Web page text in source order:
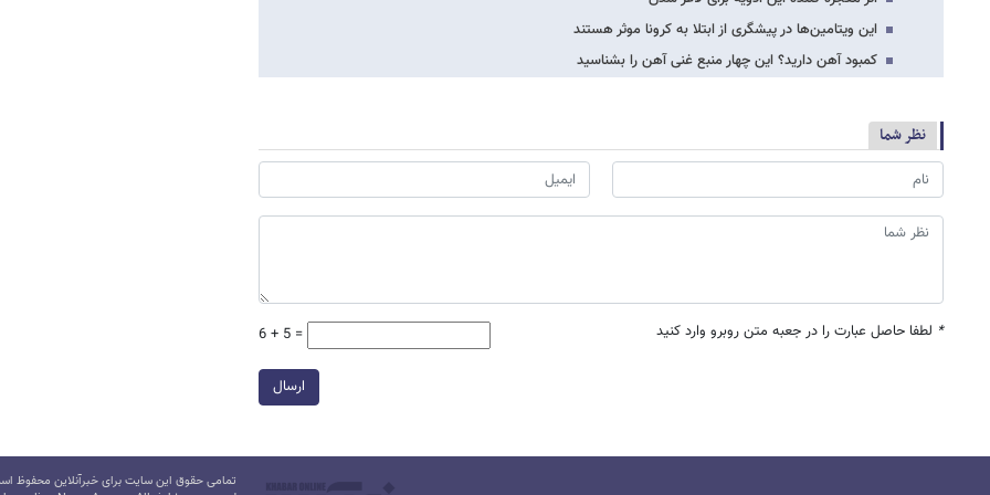
این ویتامین‌ها در پیشگری از ابتلا به کرونا موثر هستند
کمبود آهن دارید؟ این چهار منبع غنی آهن را بشناسید
نظر شما
* لطفا حاصل عبارت را در جعبه متن روبرو وارد کنید 6 + 5 =
ارسال
تمامی حقوق این سایت برای خبرآنلاین محفوظ